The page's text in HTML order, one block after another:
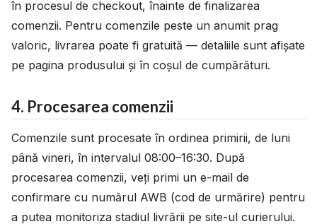
în procesul de checkout, înainte de finalizarea
comenzii. Pentru comenzile peste un anumit prag
valoric, livrarea poate fi gratuită — detaliile sunt afișate
pe pagina produsului și în coșul de cumpărături.
4. Procesarea comenzii
Comenzile sunt procesate în ordinea primirii, de luni
până vineri, în intervalul 08:00–16:30. După
procesarea comenzii, veți primi un e-mail de
confirmare cu numărul AWB (cod de urmărire) pentru
a putea monitoriza stadiul livrării pe site-ul curierului.